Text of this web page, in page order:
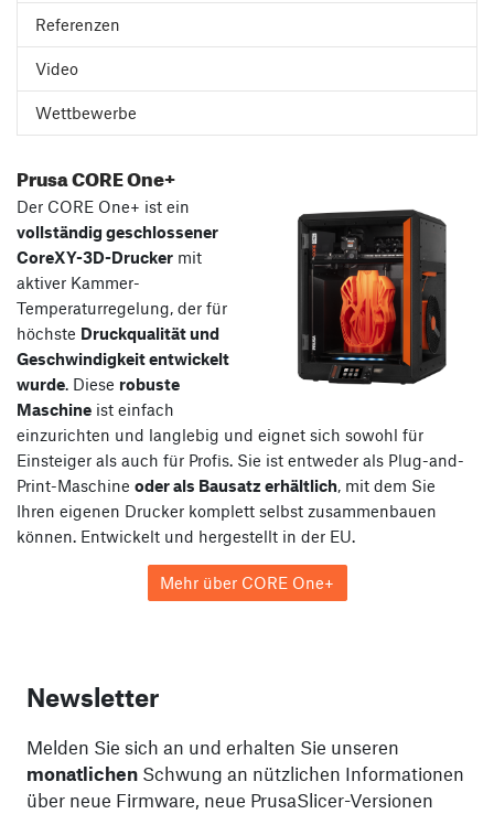
Referenzen
Video
Wettbewerbe
Prusa CORE One+
Der CORE One+ ist ein
vollständig geschlossener
CoreXY-3D-Drucker mit
aktiver Kammer-
Temperaturregelung, der für
höchste Druckqualität und
Geschwindigkeit entwickelt
wurde. Diese robuste
Maschine ist einfach
einzurichten und langlebig und eignet sich sowohl für
Einsteiger als auch für Profis. Sie ist entweder als Plug-and-
Print-Maschine oder als Bausatz erhältlich, mit dem Sie
Ihren eigenen Drucker komplett selbst zusammenbauen
können. Entwickelt und hergestellt in der EU.
Mehr über CORE One+
Newsletter
Melden Sie sich an und erhalten Sie unseren
monatlichen Schwung an nützlichen Informationen
über neue Firmware, neue PrusaSlicer-Versionen